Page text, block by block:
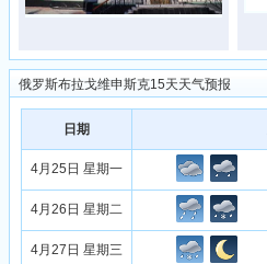
俄罗斯布拉戈维申斯克15天天气预报
日期
4月25日 星期一
4月26日 星期二
4月27日 星期三